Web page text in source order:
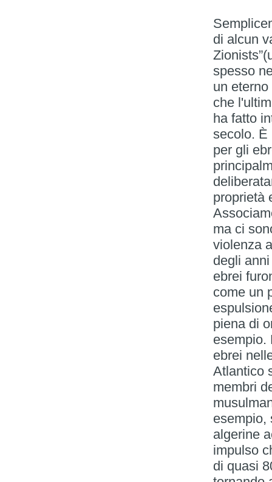
di alcun
spesso
un
che
ha fatto
secolo. È
per gli
proprietà
ma ci
violenza
degli
ebrei
come un
piena di
esempio.
ebrei
Atlantico
membri
esempio,
algerine
impulso
di quasi